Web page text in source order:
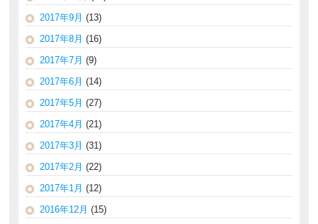
2017年9月 (13)
2017年8月 (16)
2017年7月 (9)
2017年6月 (14)
2017年5月 (27)
2017年4月 (21)
2017年3月 (31)
2017年2月 (22)
2017年1月 (12)
2016年12月 (15)